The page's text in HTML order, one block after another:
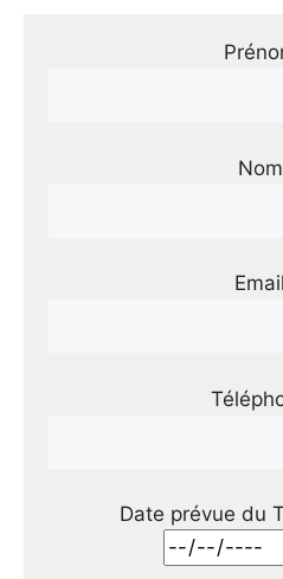
Date prévue du